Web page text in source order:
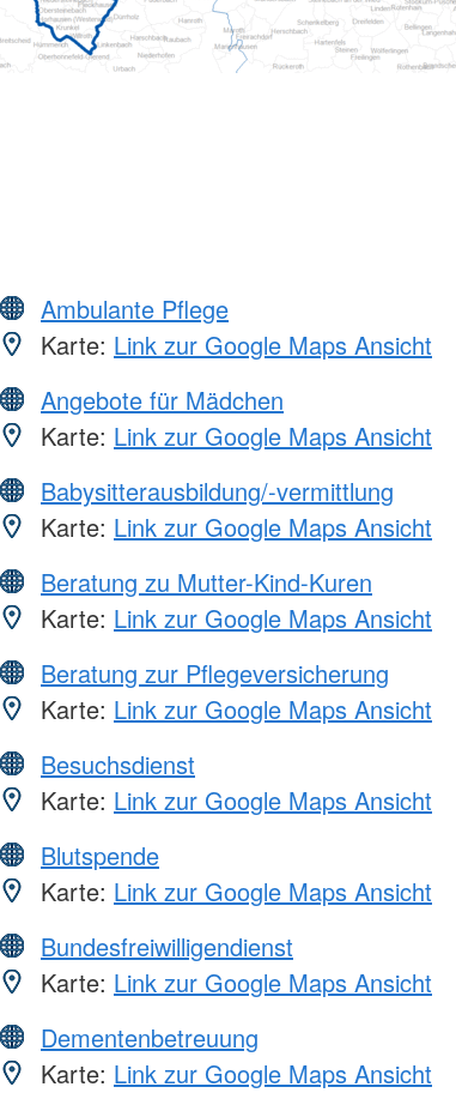
Ambulante Pflege
Karte: Link zur Google Maps Ansicht
Angebote für Mädchen
Karte: Link zur Google Maps Ansicht
Babysitterausbildung/-vermittlung
Karte: Link zur Google Maps Ansicht
Beratung zu Mutter-Kind-Kuren
Karte: Link zur Google Maps Ansicht
Beratung zur Pflegeversicherung
Karte: Link zur Google Maps Ansicht
Besuchsdienst
Karte: Link zur Google Maps Ansicht
Blutspende
Karte: Link zur Google Maps Ansicht
Bundesfreiwilligendienst
Karte: Link zur Google Maps Ansicht
Dementenbetreuung
Karte: Link zur Google Maps Ansicht